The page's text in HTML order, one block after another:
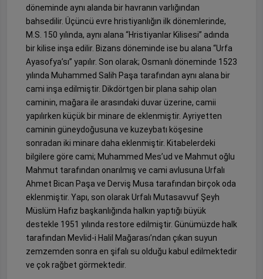
döneminde aynı alanda bir havranın varlığından
bahsedilir. Üçüncü evre hristiyanlığın ilk dönemlerinde,
M.S. 150 yılında, aynı alana “Hristiyanlar Kilisesi” adında
bir kilise inşa edilir. Bizans döneminde ise bu alana “Urfa
Ayasofya’sı” yapılır. Son olarak; Osmanlı döneminde 1523
yılında Muhammed Salih Paşa tarafından aynı alana bir
cami inşa edilmiştir. Dikdörtgen bir plana sahip olan
caminin, mağara ile arasındaki duvar üzerine, camii
yapılırken küçük bir minare de eklenmiştir. Ayriyetten
caminin güneydoğusuna ve kuzeybatı köşesine
sonradan iki minare daha eklenmiştir. Kitabelerdeki
bilgilere göre cami; Muhammed Mes’ud ve Mahmut oğlu
Mahmut tarafından onarılmış ve cami avlusuna Urfalı
Ahmet Bican Paşa ve Derviş Musa tarafından birçok oda
eklenmiştir. Yapı, son olarak Urfalı Mutasavvuf Şeyh
Müslüm Hafız başkanlığında halkın yaptığı büyük
destekle 1951 yılında restore edilmiştir. Günümüzde halk
tarafından Mevlid-i Halil Mağarası’ndan çıkan suyun
zemzemden sonra en şifalı su olduğu kabul edilmektedir
ve çok rağbet görmektedir.